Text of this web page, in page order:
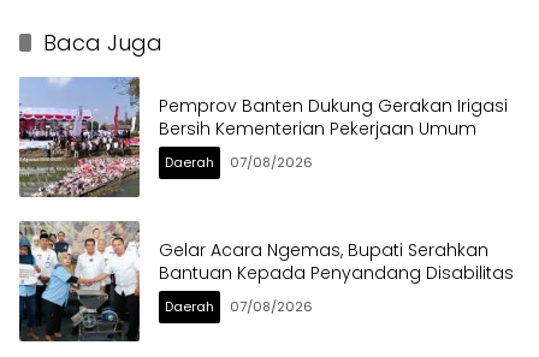
Baca Juga
Pemprov Banten Dukung Gerakan Irigasi
Bersih Kementerian Pekerjaan Umum
Daerah 07/08/2026
Gelar Acara Ngemas, Bupati Serahkan
Bantuan Kepada Penyandang Disabilitas
Daerah 07/08/2026